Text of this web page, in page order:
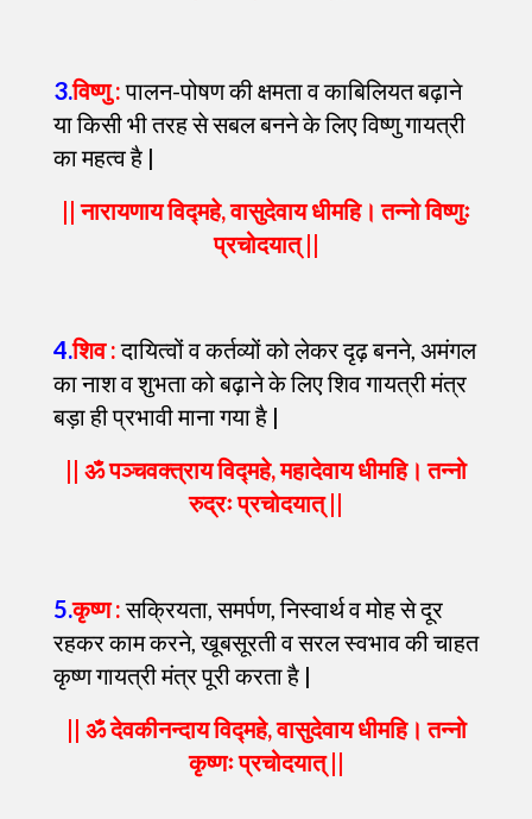
3.विष्णु :पालन-पोषण की क्षमता व काबिलियत बढ़ाने
या किसी भी तरह से सबल बनने के लिए विष्णु गायत्री
का महत्व है |
|| नारायणाय विद्महे, वासुदेवाय धीमहि। तन्नो विष्णुः
प्रचोदयात् ||
4.शिव :दायित्वों व कर्तव्यों को लेकर दृढ़ बनने, अमंगल
का नाश व शुभता को बढ़ाने के लिए शिव गायत्री मंत्र
बड़ा ही प्रभावी माना गया है |
|| ॐ पञ्चवक्त्राय विद्महे, महादेवाय धीमहि। तन्नो
रुद्रः प्रचोदयात् ||
5.कृष्ण :सक्रियता, समर्पण, निस्वार्थ व मोह से दूर
रहकर काम करने, खूबसूरती व सरल स्वभाव की चाहत
कृष्ण गायत्री मंत्र पूरी करता है |
|| ॐ देवकीनन्दाय विद्महे, वासुदेवाय धीमहि। तन्नो
कृष्णः प्रचोदयात् ||